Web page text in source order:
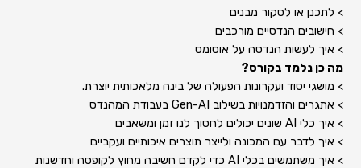
> לתכנן או לסקור מבנים
> חישובים הנדסיים מורכבים
> איך לעשות הנדסה על אוטומט
מה כן נלמד בקורס?
> מושגי יסוד ועקרונות הפעולה של בינה מלאכותית יוצרת.
> אתגרים והזדמנויות בשילוב Gen-AI בעבודת המהנדס
> איך כלי AI שונים יכולים לחסוך לנו זמן ומשאבים
> איך לדבר עם המכונה ולייצר תוצרים איכותיים ועקביים
> איך משתמשים בכלי AI כדי לקדם חשיבה מחוץ לקופסה וחדשנות